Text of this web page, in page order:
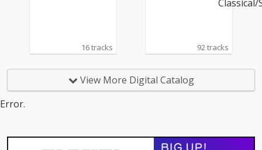
16 tracks 92 tracks
View More Digital Catalog
Error.